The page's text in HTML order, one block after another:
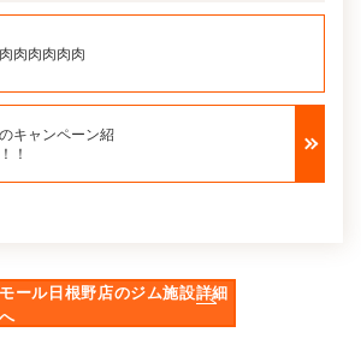
肉肉肉肉肉肉
キャンペーン紹
！
ール日根野店のジム施設詳細